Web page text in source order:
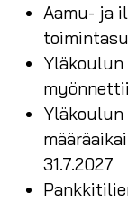
Aamu- ja
31.7.2027